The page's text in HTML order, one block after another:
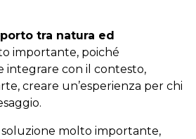
tra natura ed
importante, poiché
integrare con il contesto,
creare un’esperienza per chi
molto importante,